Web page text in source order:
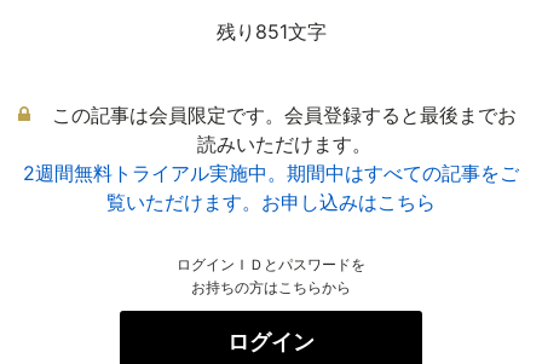
残り851文字
この記事は会員限定です。会員登録すると最後までお
読みいただけます。
2週間無料トライアル実施中。期間中はすべての記事をご
覧いただけます。お申し込みはこちら
ログインＩＤとパスワードを
お持ちの方はこちらから
ログイン